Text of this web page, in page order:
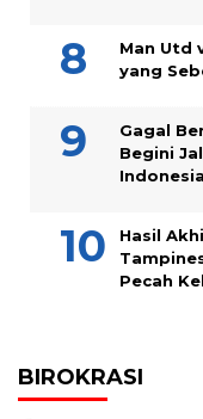
Man Utd
yang
Gagal
Begini
Hasil
Pecah
BIROKRASI